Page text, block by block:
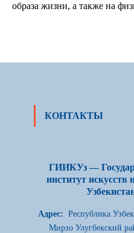
образа жизни, а также на
КОНТАКТЫ
ГИИКУз —
институт искусств
Адрес: Республика
Мирзо Улугбекский